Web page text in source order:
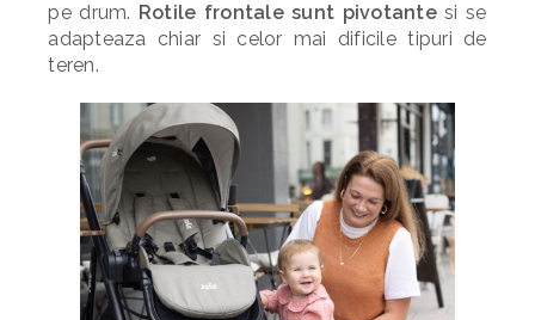
pe drum. Rotile frontale sunt pivotantesi se
adapteaza chiar si celor mai dificile tipuri de
teren.